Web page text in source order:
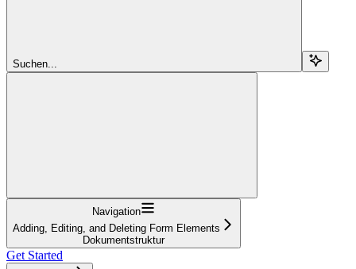
Suchen...
Navigation
Adding, Editing, and Deleting Form Elements
Dokumentstruktur
Get Started